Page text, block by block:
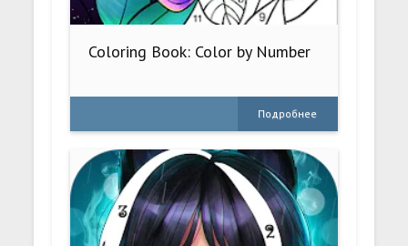
Coloring Book: Color by Number
Подробнее